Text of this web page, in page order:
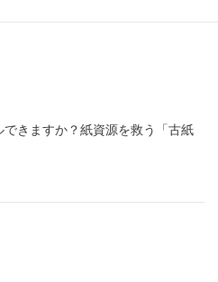
できますか？紙資源を救う「古紙